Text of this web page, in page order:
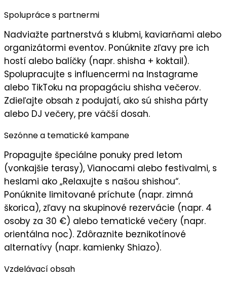
Spolupráce s partnermi
Nadviažte partnerstvá s klubmi, kaviarňami alebo
organizátormi eventov. Ponúknite zľavy pre ich
hostí alebo balíčky (napr. shisha + koktail).
Spolupracujte s influencermi na Instagrame
alebo TikToku na propagáciu shisha večerov.
Zdieľajte obsah z podujatí, ako sú shisha párty
alebo DJ večery, pre väčší dosah.
Sezónne a tematické kampane
Propagujte špeciálne ponuky pred letom
(vonkajšie terasy), Vianocami alebo festivalmi, s
heslami ako „Relaxujte s našou shishou“.
Ponúknite limitované príchute (napr. zimná
škorica), zľavy na skupinové rezervácie (napr. 4
osoby za 30 €) alebo tematické večery (napr.
orientálna noc). Zdôraznite beznikotínové
alternatívy (napr. kamienky Shiazo).
Vzdelávací obsah